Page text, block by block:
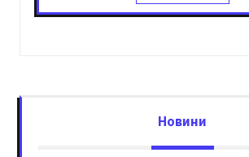
Новини